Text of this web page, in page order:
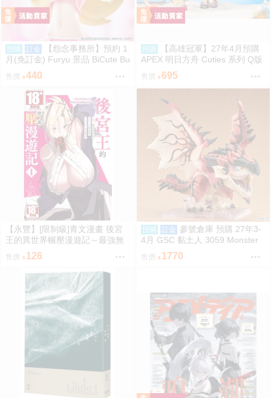
預購 訂金
【怨念事務所】預約 1
月(免訂金) Furyu 景品 BiCute Bu
nnies 物語系列 忍野忍 兔女郎 09
440
預購
【高雄冠軍】27年4月預購
APEX 明日方舟 Cuties 系列 Q版
安潔莉娜 免訂金1002
695
【永豐】[限制級]青文漫畫 後宮
王的異世界輾壓漫遊記～最強無
雙的大叔將全種族納為妻子 1 (全
新) 出版：2026/08
售價 126
預購 訂金 參號倉庫 預購 27年3-
4月 GSC 黏土人 3059 Monster
Hunter 魔物獵人 火龍 雄火龍 9/7
售價 1770